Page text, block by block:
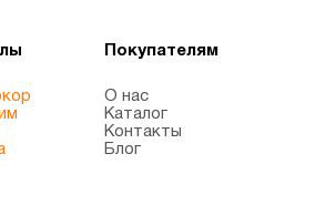
Покупателям
О нас
Каталог
Контакты
Блог